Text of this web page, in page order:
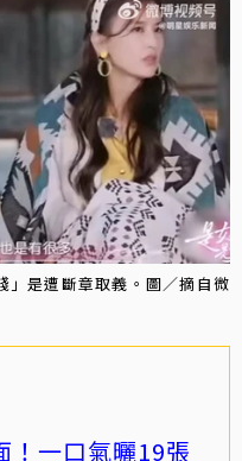
」是遭斷章取義。圖／摘自微
！一口氣曬19張